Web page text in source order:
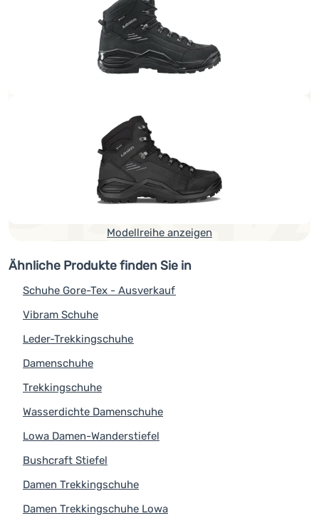
Monowrap® Technologie - hervorragende
zwei eingespritzte Zwischensohlenschichten für
maximalen Komfort
So wählen Sie Wanderschuhe aus
Wir stellen die Renegade GTX Mid-Stiefel vor
Modellreihe anzeigen
Ähnliche Produkte finden Sie in
Schuhe Gore-Tex - Ausverkauf
Vibram Schuhe
Leder-Trekkingschuhe
Damenschuhe
Trekkingschuhe
Wasserdichte Damenschuhe
Lowa Damen-Wanderstiefel
Bushcraft Stiefel
Damen Trekkingschuhe
Damen Trekkingschuhe Lowa